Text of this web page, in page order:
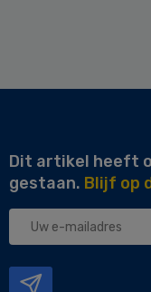
Dit artikel heeft
gestaan. Blijf op
Uw